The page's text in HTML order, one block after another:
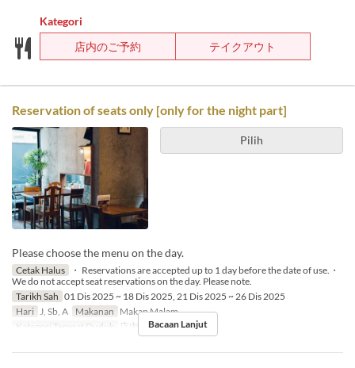
Kategori
店内のご予約
テイクアウト
Reservation of seats only [only for the night part]
Pilih
Please choose the menu on the day.
Cetak Halus
・ Reservations are accepted up to 1 day before the date of use.・
We do not accept seat reservations on the day. Please note.
Tarikh Sah 01 Dis 2025 ~ 18 Dis 2025, 21 Dis 2025 ~ 26 Dis 2025
Hari
J, Sb, A Makanan Makan Malam
Kategori Tempat Duduk
店内のご予約Bacaan Lanjut